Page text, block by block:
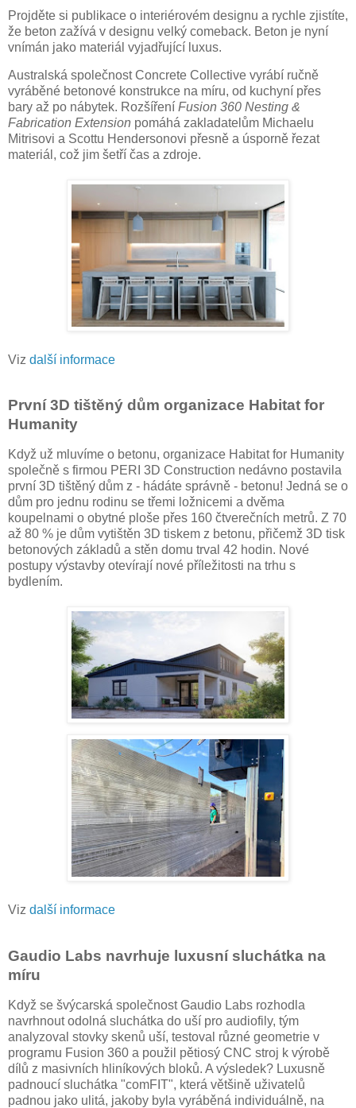
Projděte si publikace o interiérovém designu a rychle zjistíte,
že beton zažívá v designu velký comeback. Beton je nyní
vnímán jako materiál vyjadřující luxus.
Australská společnost Concrete Collective vyrábí ručně
vyráběné betonové konstrukce na míru, od kuchyní přes
bary až po nábytek. Rozšíření Fusion 360 Nesting &
Fabrication Extension pomáhá zakladatelům Michaelu
Mitrisovi a Scottu Hendersonovi přesně a úsporně řezat
materiál, což jim šetří čas a zdroje.
Viz další informace
První 3D tištěný dům organizace Habitat for
Humanity
Když už mluvíme o betonu, organizace Habitat for Humanity
společně s firmou PERI 3D Construction nedávno postavila
první 3D tištěný dům z - hádáte správně - betonu! Jedná se o
dům pro jednu rodinu se třemi ložnicemi a dvěma
koupelnami o obytné ploše přes 160 čtverečních metrů. Z 70
až 80 % je dům vytištěn 3D tiskem z betonu, přičemž 3D tisk
betonových základů a stěn domu trval 42 hodin. Nové
postupy výstavby otevírají nové příležitosti na trhu s
bydlením.
Viz další informace
Gaudio Labs navrhuje luxusní sluchátka na
míru
Když se švýcarská společnost Gaudio Labs rozhodla
navrhnout odolná sluchátka do uší pro audiofily, tým
analyzoval stovky skenů uší, testoval různé geometrie v
programu Fusion 360 a použil pětiosý CNC stroj k výrobě
dílů z masivních hliníkových bloků. A výsledek? Luxusně
padnoucí sluchátka "comFIT", která většině uživatelů
padnou jako ulitá, jakoby byla vyráběná individuálně, na